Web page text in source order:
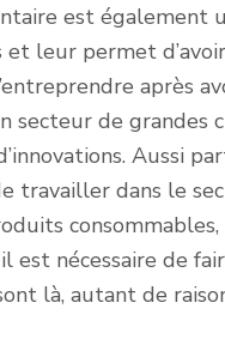
est également
et leur permet
après
secteur de
Aussi
travailler dans le
est nécessaire de
là, autant de